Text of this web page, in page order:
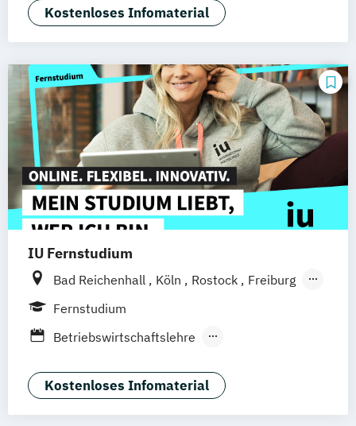
Wirtschaftspsychologie
Kostenloses Infomaterial
IU Fernstudium
Bad Reichenhall Köln Rostock
Freiburg
Kiel
Frankfurt am Main
Deggendorf Karlsruhe
Oberhausen Offenbach Saarbrücken
Neu-Ulm Graz Innsbruck Wien
Augsburg Freising Friedrichshafen
Fernstudium
Betriebswirtschaftslehre
E-Commerce Growth Hacking
Growth Hacking (DE/EN)
Kostenloses Infomaterial